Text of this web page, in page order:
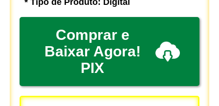
Comprar e
Baixar Agora!
PIX